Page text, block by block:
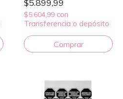
$5.899,99
$5.604,99 con
Transferencia o depósito